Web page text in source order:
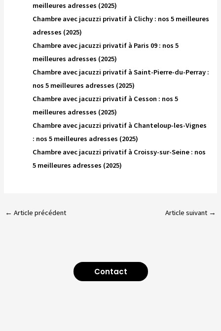
meilleures adresses (2025)
Chambre avec jacuzzi privatif à Clichy : nos 5 meilleures
adresses (2025)
Chambre avec jacuzzi privatif à Paris 09 : nos 5
meilleures adresses (2025)
Chambre avec jacuzzi privatif à Saint-Pierre-du-Perray :
nos 5 meilleures adresses (2025)
Chambre avec jacuzzi privatif à Cesson : nos 5
meilleures adresses (2025)
Chambre avec jacuzzi privatif à Chanteloup-les-Vignes
: nos 5 meilleures adresses (2025)
Chambre avec jacuzzi privatif à Croissy-sur-Seine : nos
5 meilleures adresses (2025)
← Article précédent Article suivant →
Contact